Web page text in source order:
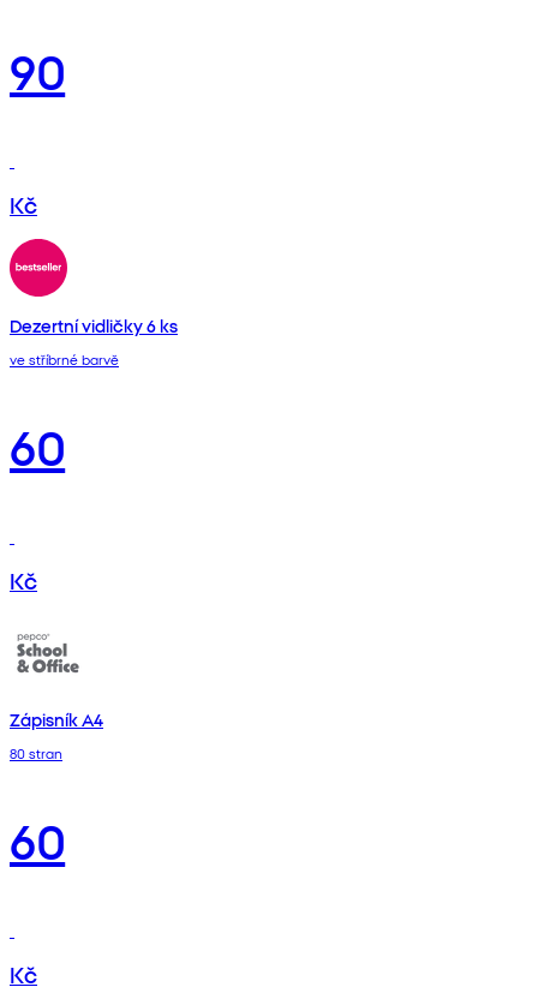
90
Kč
Dezertní vidličky 6 ks
ve stříbrné barvě
60
Kč
Zápisník A4
80 stran
60
Kč